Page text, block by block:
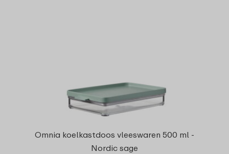
Omnia koelkastdoos vleeswaren 500 ml -
Nordic sage